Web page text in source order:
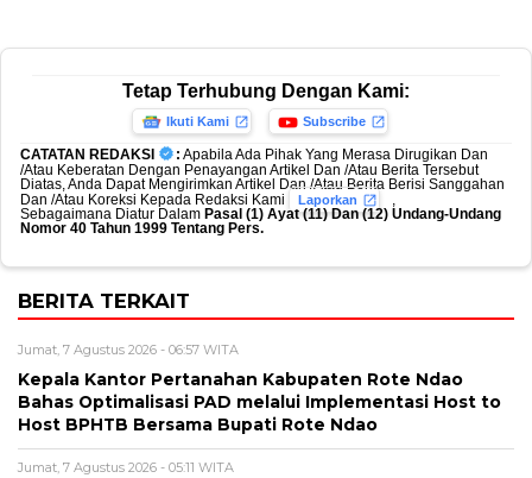
Tetap Terhubung Dengan Kami:
Ikuti Kami Subscribe
CATATAN REDAKSI : Apabila Ada Pihak Yang Merasa Dirugikan Dan
/Atau Keberatan Dengan Penayangan Artikel Dan /Atau Berita Tersebut
Diatas, Anda Dapat Mengirimkan Artikel Dan /Atau Berita Berisi Sanggahan
Dan /Atau Koreksi Kepada Redaksi Kami
Laporkan
,
Sebagaimana Diatur Dalam Pasal (1) Ayat (11) Dan (12) Undang-Undang
Nomor 40 Tahun 1999 Tentang Pers.
BERITA TERKAIT
Jumat, 7 Agustus 2026 - 06:57 WITA
Kepala Kantor Pertanahan Kabupaten Rote Ndao
Bahas Optimalisasi PAD melalui Implementasi Host to
Host BPHTB Bersama Bupati Rote Ndao
Jumat, 7 Agustus 2026 - 05:11 WITA